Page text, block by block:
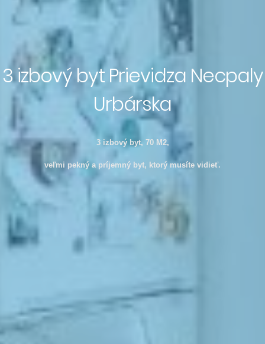
3 izbový byt Prievidza Necpaly
Urbárska
3 izbový byt, 70 M2,
veľmi pekný a príjemný byt, ktorý musíte vidieť.